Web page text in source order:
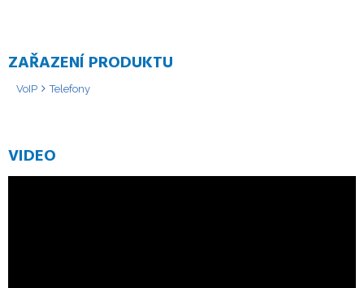
ZAŘAZENÍ PRODUKTU
VoIP Telefony
VIDEO